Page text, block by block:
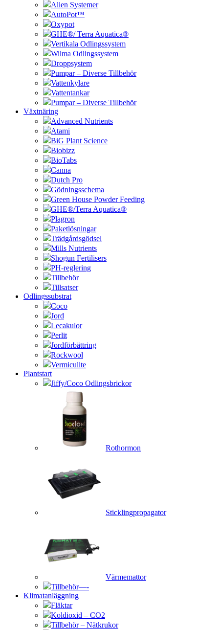
Alien Systemer
AutoPot™
Oxypot
GHE®/ Terra Aquatica®
Vertikala Odlingssystem
Wilma Odlingssystem
Droppsystem
Pumpar – Diverse Tillbehör
Vattenkylare
Vattentankar
Pumpar – Diverse Tillbehör
Växtnäring
Advanced Nutrients
Atami
BiG Plant Science
Biobizz
BioTabs
Canna
Dutch Pro
Gödningsschema
Green House Powder Feeding
GHE®/Terra Aquatica®
Plagron
Paketlösningar
Trädgårdsgödsel
Mills Nutrients
Shogun Fertilisers
PH-reglering
Tillbehör
Tillsatser
Odlingssubstrat
Coco
Jord
Lecakulor
Perlit
Jordförbättring
Rockwool
Vermiculite
Plantstart
Jiffy/Coco Odlingsbrickor
Rothormon
Sticklingpropagator
Värmemattor
Tillbehör—-
Klimatanläggning
Fläktar
Koldioxid – CO2
Tillbehör – Nätkrukor